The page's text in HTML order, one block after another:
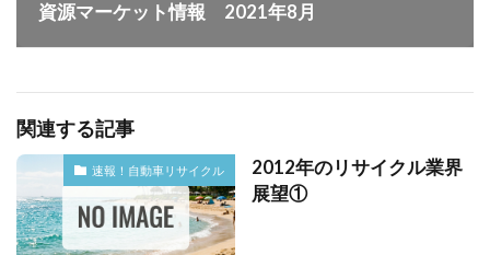
資源マーケット情報 2021年8月
関連する記事
速報！自動車リサイクル
2012年のリサイクル業界
展望①